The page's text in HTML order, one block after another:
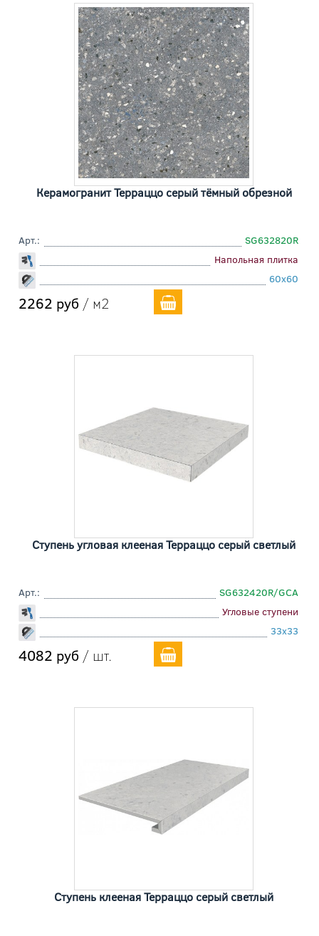
Керамогранит Терраццо серый тёмный обрезной
Арт.:
SG632820R
Напольная плитка
60x60
2262 руб / м2
Ступень угловая клееная Терраццо серый светлый
Арт.:
SG632420R/GCA
Угловые ступени
33x33
4082 руб / шт.
Ступень клееная Терраццо серый светлый